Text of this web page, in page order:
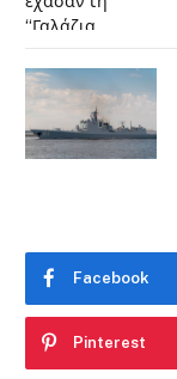
Facebook
Pinterest